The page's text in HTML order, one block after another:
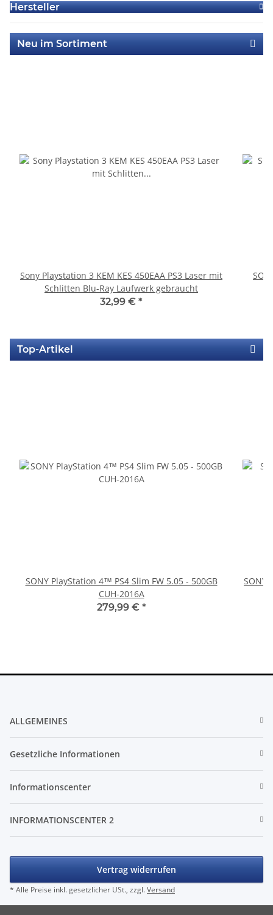
Hersteller
Neu im Sortiment
Sony Playstation 3 KEM KES 450EAA PS3 Laser mit
Schlitten Blu-Ray Laufwerk gebraucht
32,99 € *
Top-Artikel
SONY PlayStation 4™ PS4 Slim FW 5.05 - 500GB
CUH-2016A
279,99 € *
SONY
ALLGEMEINES
Gesetzliche Informationen
Informationscenter
INFORMATIONSCENTER 2
Vertrag widerrufen
* Alle Preise inkl. gesetzlicher USt., zzgl.Versand